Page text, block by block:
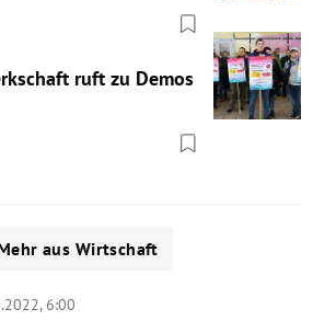
ruft zu Demos
aus Wirtschaft
6:00